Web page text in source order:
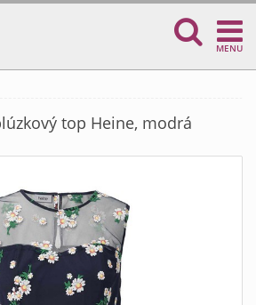
MENU
top Heine, modrá